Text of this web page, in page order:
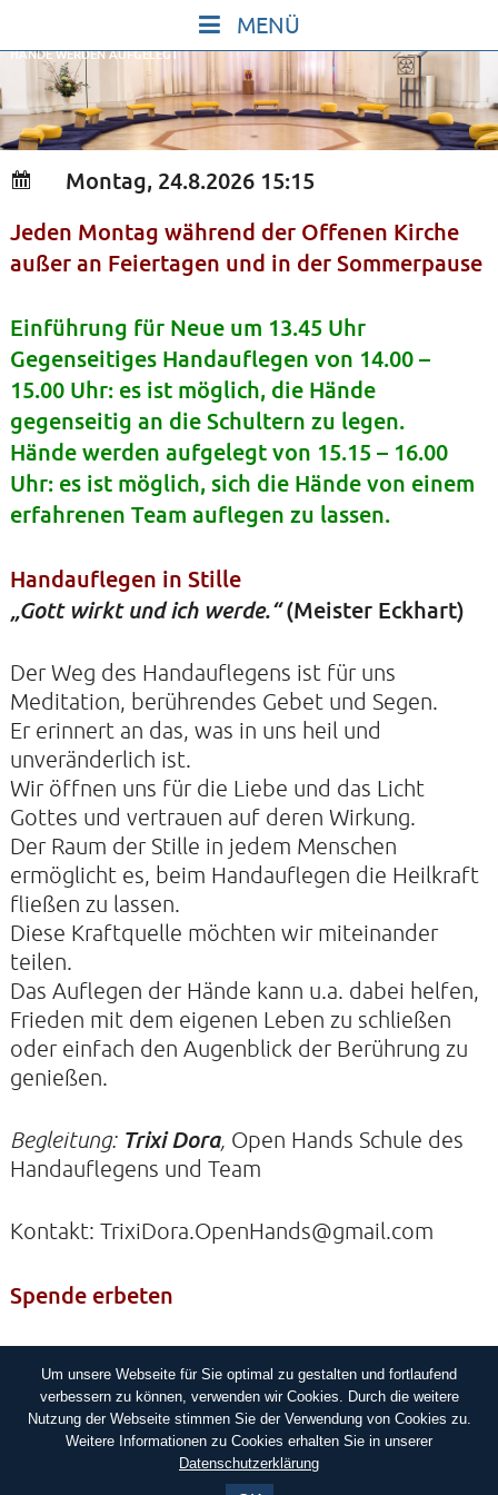
content
START
IN STILLE SEIN
SINGEN UND SCHWEIGEN
BEWEGEN UND TANZEN
GOTT UND DAS LEBEN FEIERN
HEILKRAFT DES KÖRPERS
STILLE UND SPIEL FÜR KINDER UND
JUGENDLICHE
VORTRÄGE
KONZERTE
ALLE TERMINE
KONTAKTE
SO KOMMEN SIE ZU UNS
UNSER PROFIL
FILM ZUR KIRCHE DER STILLE
FÖRDERVEREIN
VERMIETUNG
NEWSLETTER
ARCHIV
IMPRESSUM
DATENSCHUTZERKLÄRUNG
KIRCHE DER STILLE
Tel: 040-21088468
HÄNDE WERDEN AUFGELEGT
Montag, 24.8.2026 15:15
Jeden Montag während der Offenen Kirche
außer an Feiertagen und in der Sommerpause
Einführung für Neue um 13.45 Uhr
Gegenseitiges Handauflegen von 14.00 –
15.00 Uhr: es ist möglich, die Hände
gegenseitig an die Schultern zu legen.
Hände werden aufgelegt von 15.15 – 16.00
Uhr: es ist möglich, sich die Hände von einem
erfahrenen Team auflegen zu lassen.
Handauflegen in Stille
„Gott wirkt und ich werde.“(Meister Eckhart)
Der Weg des Handauflegens ist für uns
Meditation, berührendes Gebet und Segen.
Er erinnert an das, was in uns heil und
unveränderlich ist.
Wir öffnen uns für die Liebe und das Licht
Gottes und vertrauen auf deren Wirkung.
Der Raum der Stille in jedem Menschen
ermöglicht es, beim Handauflegen die Heilkraft
fließen zu lassen.
Diese Kraftquelle möchten wir miteinander
teilen.
Das Auflegen der Hände kann u.a. dabei helfen,
Frieden mit dem eigenen Leben zu schließen
oder einfach den Augenblick der Berührung zu
genießen.
Begleitung: Trixi Dora, Open Hands Schule des
Handauflegens und Team
Kontakt: TrixiDora.OpenHands@gmail.com
Spende erbeten
IMPRESSUM DATENSCHUTZERKLÄRUNG
Um unsere Webseite für Sie optimal zu gestalten und fortlaufend
verbessern zu können, verwenden wir Cookies. Durch die weitere
Nutzung der Webseite stimmen Sie der Verwendung von Cookies zu.
Weitere Informationen zu Cookies erhalten Sie in unserer
Datenschutzerklärung